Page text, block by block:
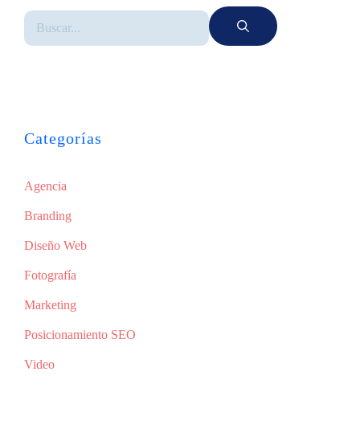
Categorías
Agencia
Branding
Diseño Web
Fotografía
Marketing
Posicionamiento SEO
Video